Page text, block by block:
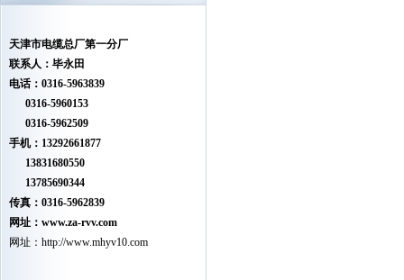
天津市电缆总厂第一分厂
联系人：毕永田
电话：0316-5963839
0316-5960153
0316-5962509
手机：13292661877
13831680550
13785690344
传真：0316-5962839
网址：www.za-rvv.com
网址： http://www.mhyv10.com